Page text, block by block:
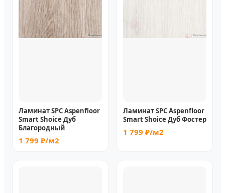
Ламинат SPC Aspenfloor
Smart Shoice Дуб
Благородный
1 799 ₽/м2
Ламинат SPC Aspenfloor
Smart Shoice Дуб Фостер
1 799 ₽/м2